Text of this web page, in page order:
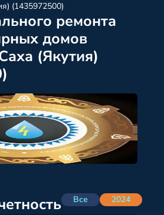
(1435972500)
ремонта
домов
(Якутия)
Все 2024